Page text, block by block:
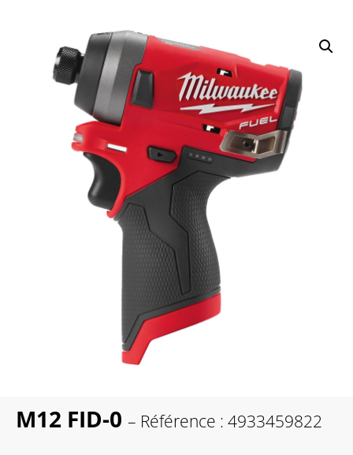
M12 FID-0 – Référence : 4933459822